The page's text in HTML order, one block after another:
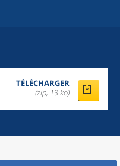
TÉLÉCHARGER
(zip, 13 ko)